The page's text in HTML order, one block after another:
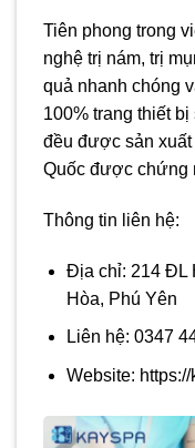
Tiên phong trong
nghệ trị nám, trị
quả nhanh chóng
100% trang thiết
đều được sản
Quốc được chứng
Thông tin liên hệ:
Địa chỉ: 214 ĐL
Hòa, Phú Yên
Liên hệ: 0347
Website: